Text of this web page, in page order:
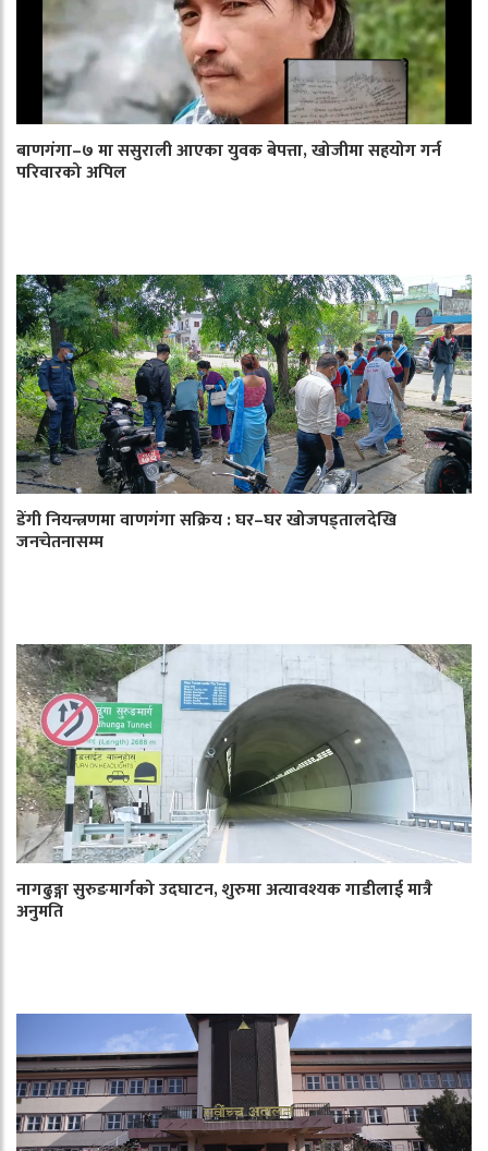
बाणगंगा–७ मा ससुराली आएका युवक बेपत्ता, खोजीमा सहयोग गर्न
परिवारको अपिल
डेंगी नियन्त्रणमा वाणगंगा सक्रिय : घर–घर खोजपड्तालदेखि
जनचेतनासम्म
नागढुङ्गा सुरुङमार्गको उदघाटन, शुरुमा अत्यावश्यक गाडीलाई मात्रै
अनुमति